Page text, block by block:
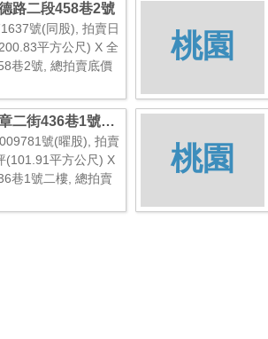
路二段458巷2號
號(同股), 拍賣日
平方公尺) X 全
巷2號, 總拍賣底價
桃園
二街436巷1號二
號(曜股), 拍賣
(101.91平方公尺) X
巷1號二樓, 總拍賣
桃園